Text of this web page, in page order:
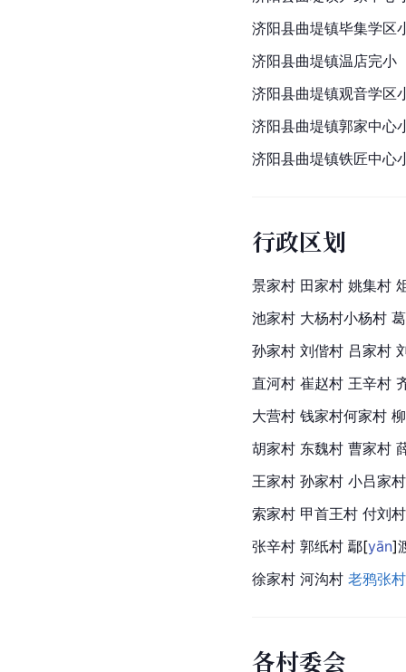
济阳县曲堤镇毕集学区
济阳县曲堤镇温店完小
济阳县曲堤镇观音学区
济阳县曲堤镇郭家中心
济阳县曲堤镇铁匠中心
行政区划
景家村 田家村 姚集村
池家村 大杨村小杨村
孙家村 刘偕村 吕家村
直河村 崔赵村 王辛村
大营村 钱家村何家村
胡家村 东魏村 曹家村
王家村 孙家村 小吕家
索家村 甲首王村 付刘
张辛村 郭纸村 鄢[yān]
徐家村 河沟村 老鸦张村
各村委会